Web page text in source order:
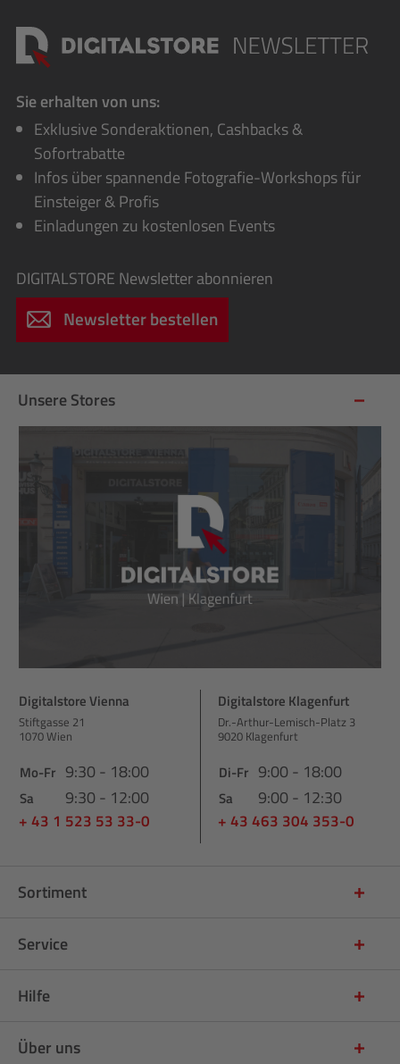
Sie erhalten von uns:
Exklusive Sonderaktionen, Cashbacks &
Sofortrabatte
Infos über spannende Fotografie-Workshops für
Einsteiger & Profis
Einladungen zu kostenlosen Events
DIGITALSTORE Newsletter abonnieren
Newsletter bestellen
Unsere Stores
Digitalstore Vienna
Stiftgasse 21
1070 Wien
Mo-Fr 9:30 - 18:00
Sa 9:30 - 12:00
+ 43 1 523 53 33-0
Digitalstore Klagenfurt
Dr.-Arthur-Lemisch-Platz 3
9020 Klagenfurt
Di-Fr 9:00 - 18:00
Sa 9:00 - 12:30
+ 43 463 304 353-0
Sortiment
Service
Hilfe
Über uns